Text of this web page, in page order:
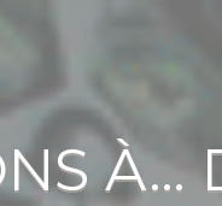
À…